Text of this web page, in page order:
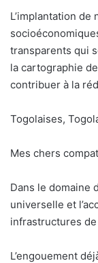
L’implantation
transparents qui
la cartographie
contribuer à la
Togolaises,
Mes chers
Dans le domaine
universelle et
infrastructures
L’engouement